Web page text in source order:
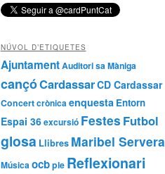
NÚVOL D’ETIQUETES
AjuntamentAuditori sa Màniga
cançóCardassarCD Cardassar
Concertcrònicaenquesta Entorn
Espai 36excursió Festes Futbol
glosa Llibres Maribel Servera
Músicaocbple Reflexionari